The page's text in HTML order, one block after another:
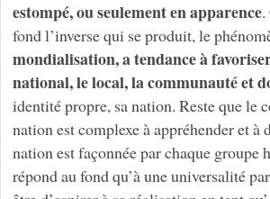
estompé, ou seulement en apparence.
fond l’inverse qui se produit, le
mondialisation, a tendance à
national, le local, la communauté et
identité propre, sa nation. Reste que le
nation est complexe à appréhender et à
nation est façonnée par chaque groupe
répond au fond qu’à une universalité